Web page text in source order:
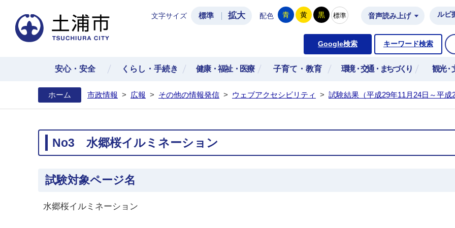
土浦市公式ホームページ
文字サイズ 標準 拡大 配色 青 黄 黒 標準 音声読み上げ ルビ
Google検索 キーワード検索
安心・安全 くらし・手続き 健康・福祉・医療 子育て・教育 環境・交通・まちづくり 観光・
ホーム 市政情報 > 広報 > その他の情報発信 > ウェブアクセシビリティ > 試験結果（平成29年11月24日～平成
No3 水郷桜イルミネーション
試験対象ページ名
水郷桜イルミネーション